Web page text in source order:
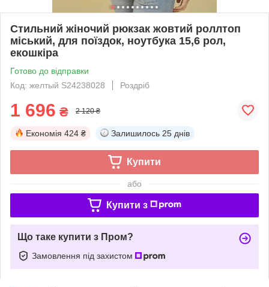
Стильний жіночий рюкзак жовтий роллтоп
міський, для поїздок, ноутбука 15,6 рол,
екошкіра
Готово до відправки
Код: желтый S24238028
Роздріб
1 696 ₴ 2 120 ₴
Економія 424 ₴ Залишилось 25 днів
Купити
або
Купити з
Що таке купити з Пром?
Замовлення під захистом